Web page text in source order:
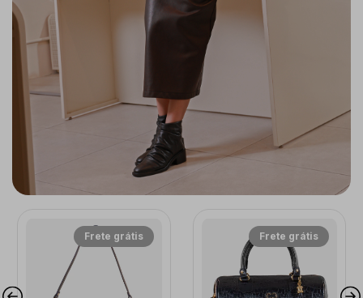
Frete grátis Frete grátis